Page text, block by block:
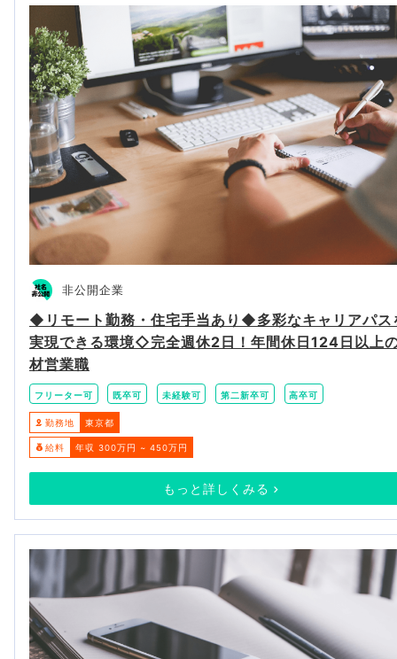
非公開企業
◆リモート勤務・住宅手当あり◆多彩なキャリアパス
実現できる環境◇完全週休2日！年間休日124日以上
材営業職
フリーター可 既卒可 未経験可 第二新卒可 高卒可
勤務地 東京都
給料 年収 300万円 ~ 450万円
もっと詳しくみる